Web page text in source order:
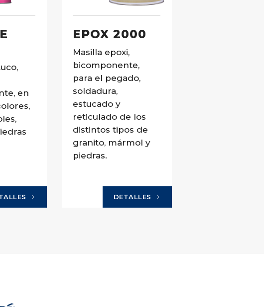
en
EPOX 2000
Masilla epoxi,
bicomponente,
para el pegado,
soldadura,
estucado y
reticulado de los
distintos tipos de
granito, mármol y
piedras.
DETALLES